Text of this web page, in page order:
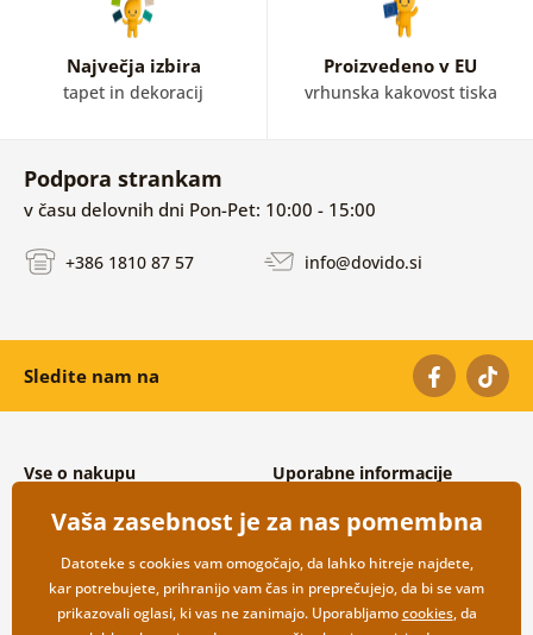
Največja izbira
tapet in dekoracij
Proizvedeno v EU
vrhunska kakovost tiska
Podpora strankam
v času delovnih dni Pon-Pet: 10:00 - 15:00
+386 1810 87 57 info@dovido.si
Sledite nam na
Vse o nakupu
Splošni in reklamacijski pogoji
Varovanje osebnih podatkov
Možnosti dostave in plačila
Vračilo blaga
Uporabne informacije
Pogosto zastavljena vprašanja
Kontakti
Veleprodaja
Vaša zasebnost je za nas pomembna
Datoteke s cookies vam omogočajo, da lahko hitreje najdete,
kar potrebujete, prihranijo vam čas in preprečujejo, da bi se vam
prikazovali oglasi, ki vas ne zanimajo. Uporabljamocookies, da